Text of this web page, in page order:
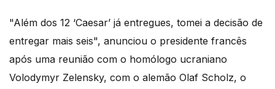
"Além dos 12 ‘Caesar’ já entregues, tomei a decisão de
entregar mais seis", anunciou o presidente francês
após uma reunião com o homólogo ucraniano
Volodymyr Zelensky, com o alemão Olaf Scholz, o